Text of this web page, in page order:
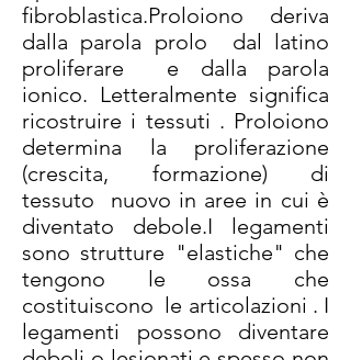
fibroblastica.Proloiono deriva
dalla parola prolo dal latino
proliferare e dalla parola
ionico. Letteralmente significa
ricostruire i tessuti . Proloiono
determina la proliferazione
(crescita, formazione) di
tessuto nuovo in aree in cui è
diventato debole.I legamenti
sono strutture "elastiche" che
tengono le ossa che
costituiscono le articolazioni . I
legamenti possono diventare